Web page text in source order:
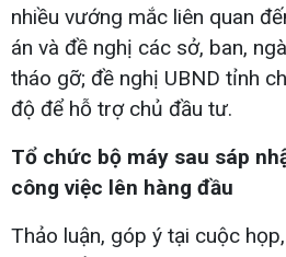
nhiều vướng mắc liên quan
án và đề nghị các sở, ban,
tháo gỡ; đề nghị UBND tỉnh
độ để hỗ trợ chủ đầu tư.
Tổ chức bộ máy sau sáp
công việc lên hàng đầu
Thảo luận, góp ý tại cuộc